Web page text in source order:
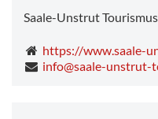
Saale-Unstrut
https://www.saale-
info@saale-unstrut-